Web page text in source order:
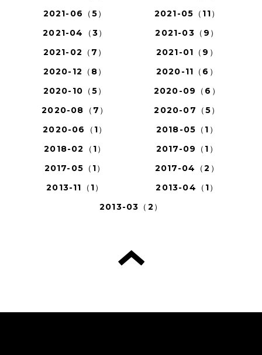
2021-06（5）
2021-05（11）
2021-04（3）
2021-03（9）
2021-02（7）
2021-01（9）
2020-12（8）
2020-11（6）
2020-10（5）
2020-09（6）
2020-08（7）
2020-07（5）
2020-06（1）
2018-05（1）
2018-02（1）
2017-09（1）
2017-05（1）
2017-04（2）
2013-11（1）
2013-04（1）
2013-03（2）